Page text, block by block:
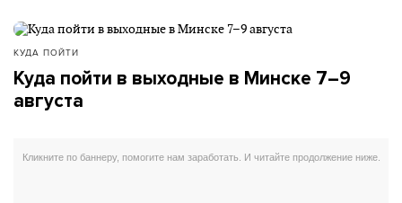
КУДА ПОЙТИ
Куда пойти в выходные в Минске 7–9
августа